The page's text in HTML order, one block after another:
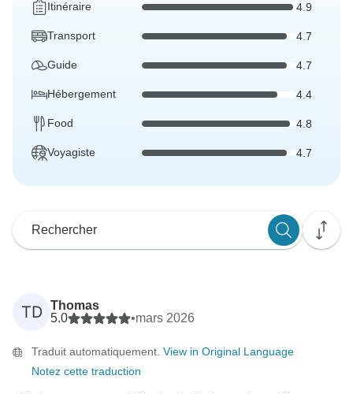
Itinéraire 4.9
Transport 4.7
Guide 4.7
Hébergement 4.4
Food 4.8
Voyagiste 4.7
TD
Thomas
5.0
•mars 2026
Traduit automatiquement. View in Original Language
Notez cette traduction